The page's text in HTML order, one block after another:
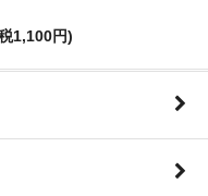
1,100円)